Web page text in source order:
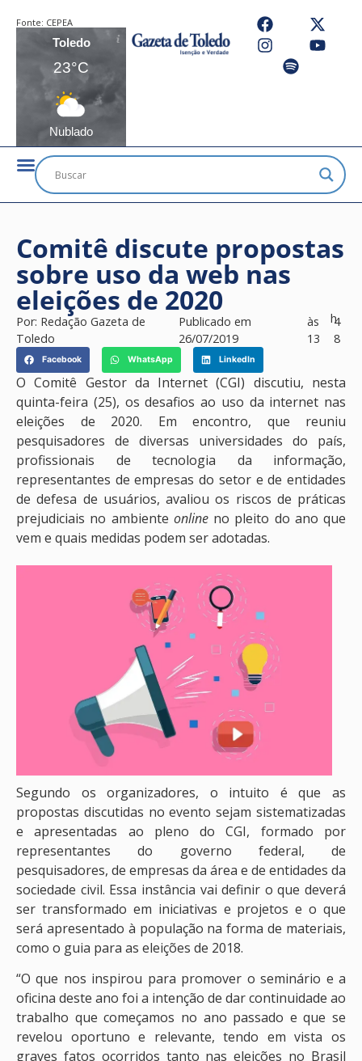
Fonte: CEPEA
Toledo
23°C
Nublado
Comitê discute propostas
sobre uso da web nas
eleições de 2020
Por: Redação Gazeta de
Toledo
Publicado em
26/07/2019
às
13
h4
8
Facebook WhatsApp LinkedIn
O Comitê Gestor da Internet (CGI) discutiu, nesta
quinta-feira (25), os desafios ao uso da internet nas
eleições de 2020. Em encontro, que reuniu
pesquisadores de diversas universidades do país,
profissionais de tecnologia da informação,
representantes de empresas do setor e de entidades
de defesa de usuários, avaliou os riscos de práticas
prejudiciais no ambiente onlineno pleito do ano que
vem e quais medidas podem ser adotadas.
Segundo os organizadores, o intuito é que as
propostas discutidas no evento sejam sistematizadas
e apresentadas ao pleno do CGI, formado por
representantes do governo federal, de
pesquisadores, de empresas da área e de entidades da
sociedade civil. Essa instância vai definir o que deverá
ser transformado em iniciativas e projetos e o que
será apresentado à população na forma de materiais,
como o guia para as eleições de 2018.
“O que nos inspirou para promover o seminário e a
oficina deste ano foi a intenção de dar continuidade ao
trabalho que começamos no ano passado e que se
revelou oportuno e relevante, tendo em vista os
graves fatos ocorridos tanto nas eleições no Brasil